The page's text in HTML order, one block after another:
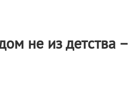
не из детства –